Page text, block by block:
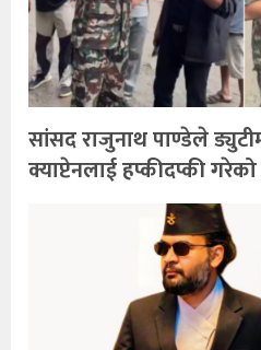
सांसद राजुनाथ पाण्डेले
क्याप्टेनलाई हप्कीदप्की